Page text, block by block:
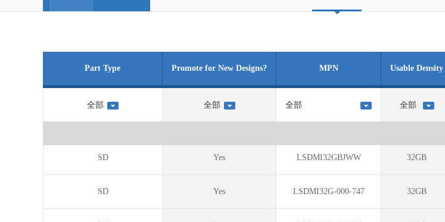
Part Type
SD
SD
Promote for New Designs? MPN Usable Density
Yes LSDMI32GBJWW 32GB
Yes LSDMI32G-000-747 32GB